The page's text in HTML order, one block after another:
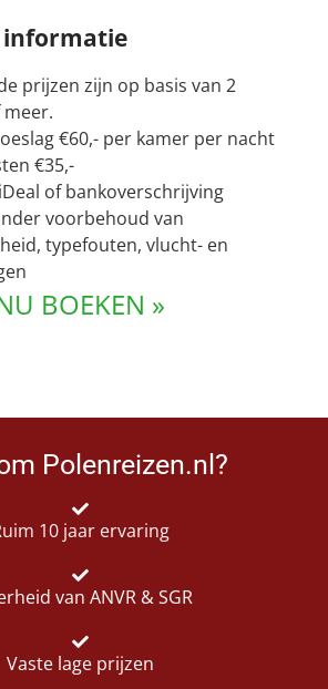
informatie
prijzen zijn op basis van 2
€60,- per kamer per nacht
€35,-
of bankoverschrijving
voorbehoud van
typefouten, vlucht- en
BOEKEN »
Polenreizen.nl?
10 jaar ervaring
van ANVR & SGR
Vaste lage prijzen